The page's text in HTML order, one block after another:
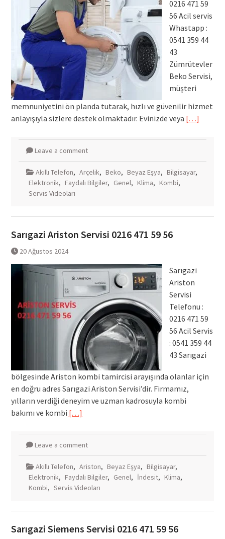
0216 471 59
56 Acil servis
Whastapp :
0541 359 44
43
Zümrütevler
Beko Servisi,
müşteri
memnuniyetini ön planda tutarak, hızlı ve güvenilir hizmet
anlayışıyla sizlere destek olmaktadır. Evinizde veya […]
Leave a comment
Akıllı Telefon, Arçelik, Beko, Beyaz Eşya, Bilgisayar,
Elektronik, Faydalı Bilgiler, Genel, Klima, Kombi,
Servis Videoları
Sarıgazi Ariston Servisi 0216 471 59 56
20 Ağustos 2024
Sarıgazi
Ariston
Servisi
Telefonu :
0216 471 59
56 Acil Servis
: 0541 359 44
43 Sarıgazi
bölgesinde Ariston kombi tamircisi arayışında olanlar için
en doğru adres Sarıgazi Ariston Servisi’dir. Firmamız,
yılların verdiği deneyim ve uzman kadrosuyla kombi
bakımı ve kombi […]
Leave a comment
Akıllı Telefon, Ariston, Beyaz Eşya, Bilgisayar,
Elektronik, Faydalı Bilgiler, Genel, İndesit, Klima,
Kombi, Servis Videoları
Sarıgazi Siemens Servisi 0216 471 59 56